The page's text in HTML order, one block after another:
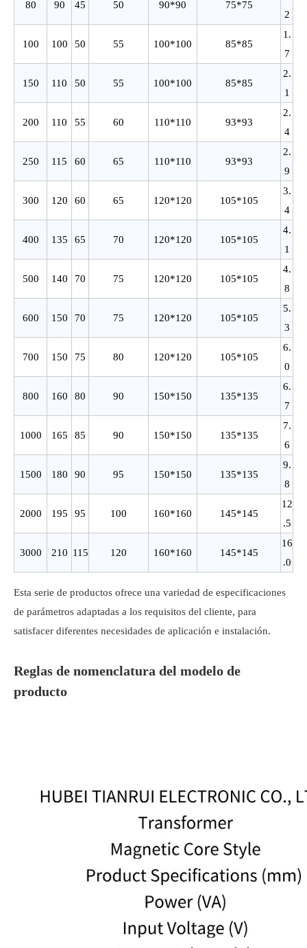
80 90 45 50 90*90 75*75
2
100 100 50 55 100*100 85*85
1.
7
150 110 50 55 100*100 85*85
2.
1
200 110 55 60 110*110 93*93
2.
4
250 115 60 65 110*110 93*93
2.
9
300 120 60 65 120*120 105*105
3.
4
400 135 65 70 120*120 105*105
4.
1
500 140 70 75 120*120 105*105
4.
8
600 150 70 75 120*120 105*105
5.
3
700 150 75 80 120*120 105*105
6.
0
800 160 80 90 150*150 135*135
6.
7
1000 165 85 90 150*150 135*135
7.
6
1500 180 90 95 150*150 135*135
9.
8
2000 195 95 100 160*160 145*145
12
.5
3000 210 115 120 160*160 145*145
16
.0
Esta serie de productos ofrece una variedad de especificaciones
de parámetros adaptadas a los requisitos del cliente, para
satisfacer diferentes necesidades de aplicación e instalación.
Reglas de nomenclatura del modelo de
producto